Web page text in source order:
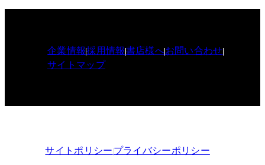
企業情報採用情報書店様へお問い合わせ
サイトマップ
サイトポリシープライバシーポリシー